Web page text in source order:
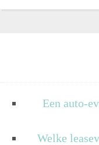
Een auto-
Welke